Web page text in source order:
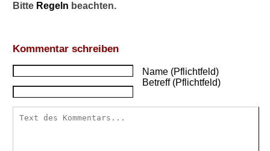
Bitte Regeln beachten.
Kommentar schreiben
Name (Pflichtfeld)
Betreff (Pflichtfeld)
N
e
n
k
o
m